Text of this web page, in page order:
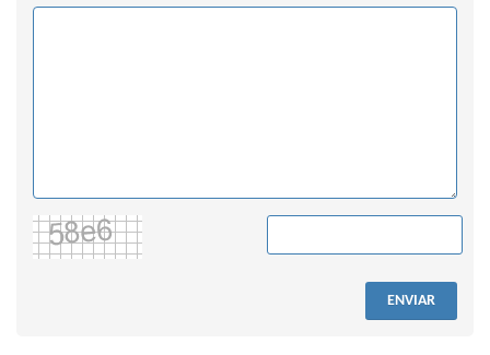
ENVIAR